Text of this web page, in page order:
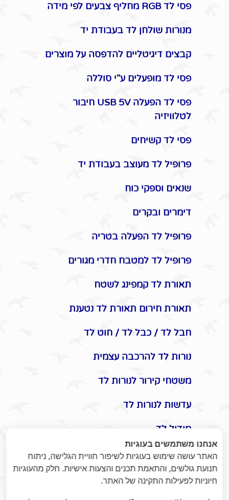
פסי לד RGB מחליף צבעים לפי מידה
מנורות שולחן לד בעבודת יד
קבצים דיגיטליים להדפסה על מוצרים
פסי לד מופעלים ע"י סוללה
פסי לד הפעלה USB 5V חיבור
לטלוויזיה
פסי לד קשיחים
פרופיל לד מעוצב בעבודת יד
שנאים וספקי כוח
דימרים ובקרים
פרופיל לד הפעלה בטריה
פרופיל לד למטבח חדרי מגורים
תאורת לד קמפינג לשטח
תאורת חירום תאורת לד נטענת
חבל לד / כבל לד / חוט לד
נורות לד להרכבה עצמית
משטחי קירור לנורות לד
עדשות לנורות לד
מודול לד
אביזרים משלימים לתאורת לד
תקעים / שקעים / שעון שבת
אנחנו משתמשים בעוגיות
האתר עושה שימוש בעוגיות לשיפור חוויית הגלישה, ניתוח
תנועת גולשים, והתאמת תכנים והצעות אישיות. חלק מהעוגיות
חיוניות לפעילות התקינה של האתר.